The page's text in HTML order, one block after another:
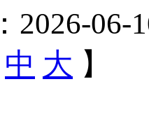
2026-06-
中 大 】